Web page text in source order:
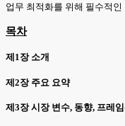
업무 최적화를 위해 필수적
목차
제1장 소개
제2장 주요 요약
제3장 시장 변수, 동향, 프레